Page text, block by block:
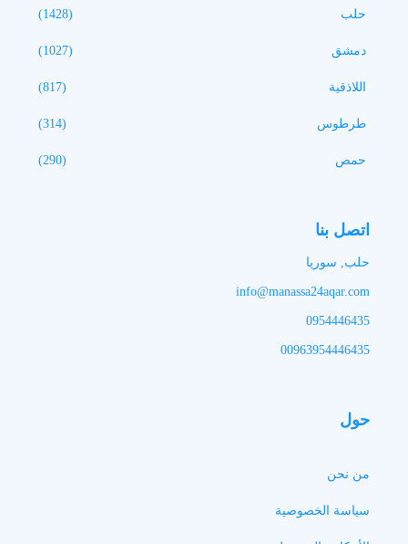
حلب (1428)
دمشق (1027)
اللاذقية (817)
طرطوس (314)
حمص (290)
اتصل بنا
حلب, سوريا
info@manassa24aqar.com
0954446435
00963954446435
حول
من نحن
سياسة الخصوصية